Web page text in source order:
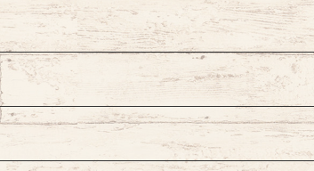
SA レトロ 古着
ブライン アウター アメ
リカ USA 古着